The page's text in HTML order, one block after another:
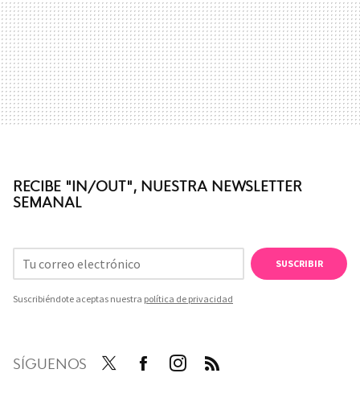
RECIBE "IN/OUT", NUESTRA NEWSLETTER
SEMANAL
SUSCRIBIR
Suscribiéndote aceptas nuestra política de privacidad
SÍGUENOS